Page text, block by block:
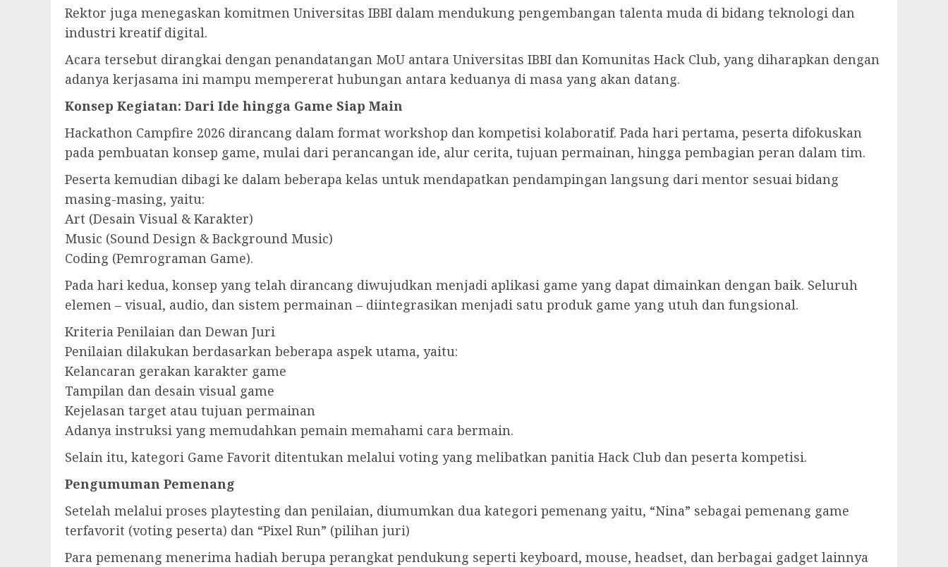
Rektor juga menegaskan komitmen Universitas IBBI dalam mendukung pengembangan talenta muda di bidang teknologi dan
industri kreatif digital.
Acara tersebut dirangkai dengan penandatangan MoU antara Universitas IBBI dan Komunitas Hack Club, yang diharapkan dengan
adanya kerjasama ini mampu mempererat hubungan antara keduanya di masa yang akan datang.
Konsep Kegiatan: Dari Ide hingga Game Siap Main
Hackathon Campfire 2026 dirancang dalam format workshop dan kompetisi kolaboratif. Pada hari pertama, peserta difokuskan
pada pembuatan konsep game, mulai dari perancangan ide, alur cerita, tujuan permainan, hingga pembagian peran dalam tim.
Peserta kemudian dibagi ke dalam beberapa kelas untuk mendapatkan pendampingan langsung dari mentor sesuai bidang
masing-masing, yaitu:
Art (Desain Visual & Karakter)
Music (Sound Design & Background Music)
Coding (Pemrograman Game).
Pada hari kedua, konsep yang telah dirancang diwujudkan menjadi aplikasi game yang dapat dimainkan dengan baik. Seluruh
elemen – visual, audio, dan sistem permainan – diintegrasikan menjadi satu produk game yang utuh dan fungsional.
Kriteria Penilaian dan Dewan Juri
Penilaian dilakukan berdasarkan beberapa aspek utama, yaitu:
Kelancaran gerakan karakter game
Tampilan dan desain visual game
Kejelasan target atau tujuan permainan
Adanya instruksi yang memudahkan pemain memahami cara bermain.
Selain itu, kategori Game Favorit ditentukan melalui voting yang melibatkan panitia Hack Club dan peserta kompetisi.
Pengumuman Pemenang
Setelah melalui proses playtesting dan penilaian, diumumkan dua kategori pemenang yaitu, “Nina” sebagai pemenang game
terfavorit (voting peserta) dan “Pixel Run” (pilihan juri)
Para pemenang menerima hadiah berupa perangkat pendukung seperti keyboard, mouse, headset, dan berbagai gadget lainnya